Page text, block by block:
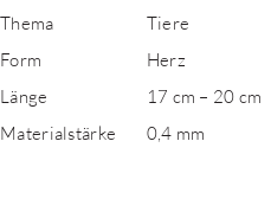
Thema
Tiere
Form
Herz
Länge
17 cm – 20 cm
Materialstärke
0,4 mm